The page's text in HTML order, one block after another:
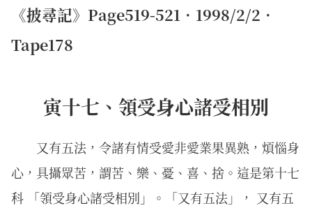
《披尋記》Page519-521．1998/2/2．
Tape178
寅十七、領受身心諸受相別
又有五法，令諸有情受愛非愛業果異熟，煩惱身
心，具攝眾苦，謂苦、樂、憂、喜、捨。這是第十七
科 「領受身心諸受相別」。「又有五法」， 又有五